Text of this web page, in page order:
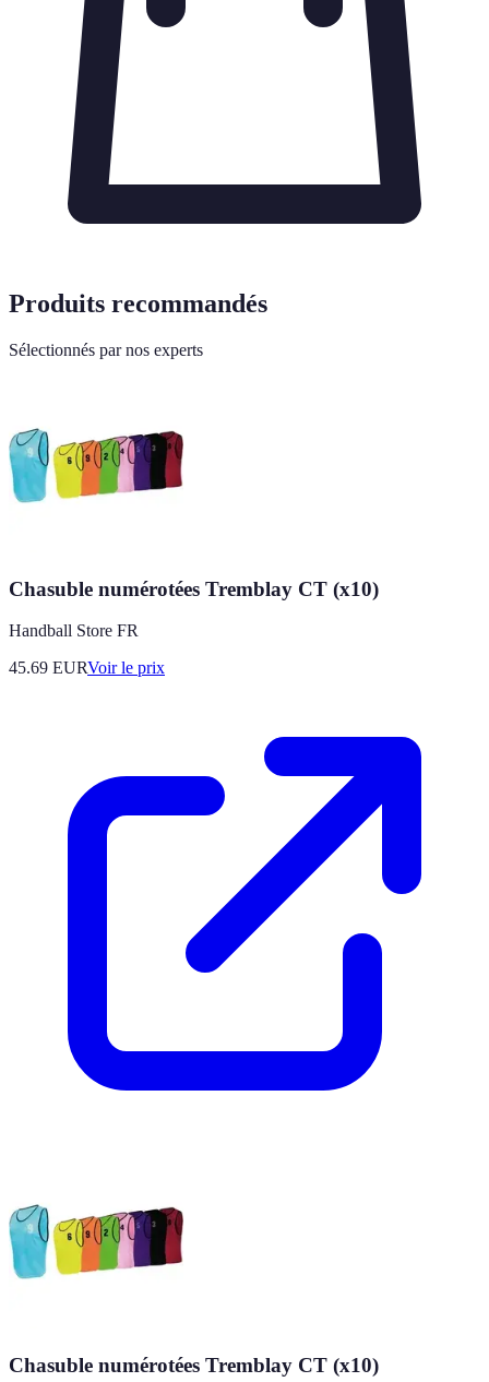
Produits recommandés
Sélectionnés par nos experts
Chasuble numérotées Tremblay CT (x10)
Handball Store FR
45.69 EURVoir le prix
Chasuble numérotées Tremblay CT (x10)